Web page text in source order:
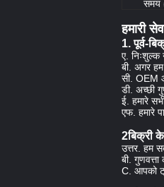
समय
हमारी
1. पूर्व-
ए.
बी. अगर
सी. OEM
डी. अच्छी
ई. हमारे
एफ. हमारे
2बिक्री
उत्तर. हम
बी.
C. आपको